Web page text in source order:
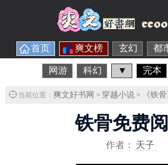
首页 爽文榜 玄幻 都
网游 科幻 ▼ 完本
当前位置： 爽文好书网 > 穿越小说> 《铁骨
铁骨免费
作者： 天子